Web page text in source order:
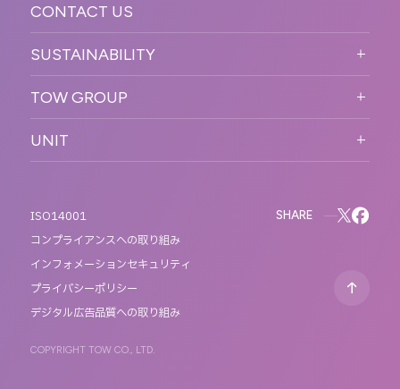
ORGANIZATION CHART
HISTORY
CONTACT US
SUSTAINABILITY
サステナビリティ
TOW GROUP
MOTTO
BLUES MOBILE
UNIT
ISO14001
コンプライアンスへの取り組み
インフォメーションセキュリティ
プライバシーポリシー
デジタル広告品質への取り組み
COPYRIGHT TOW CO., LTD.
SHARE